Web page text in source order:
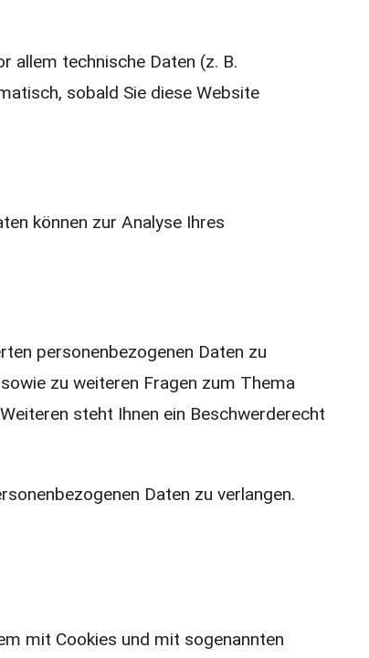
allem technische Daten (z. B.
sobald Sie diese Website
können zur Analyse Ihres
personenbezogenen Daten zu
zu weiteren Fragen zum Thema
steht Ihnen ein Beschwerderecht
Daten zu verlangen.
mit Cookies und mit sogenannten